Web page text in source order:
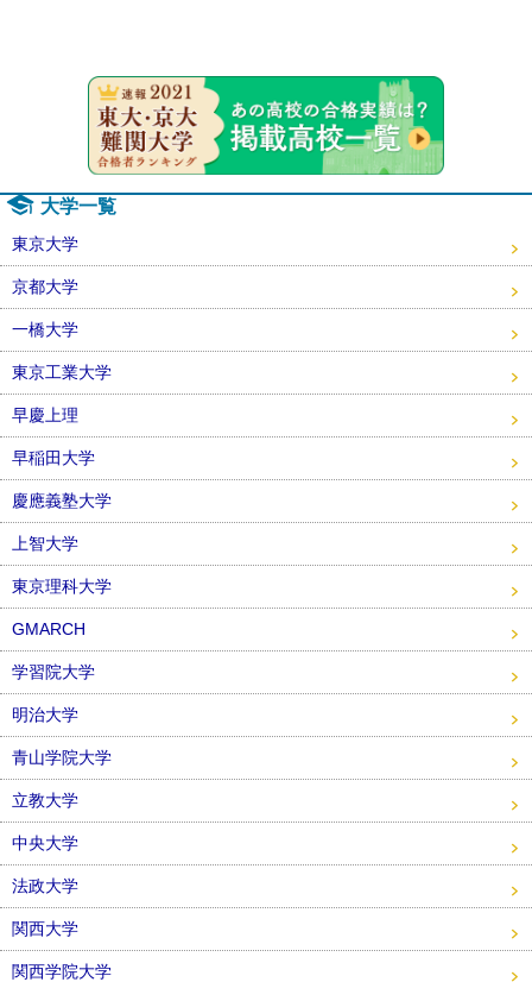
大学一覧
東京大学
京都大学
一橋大学
東京工業大学
早慶上理
早稲田大学
慶應義塾大学
上智大学
東京理科大学
GMARCH
学習院大学
明治大学
青山学院大学
立教大学
中央大学
法政大学
関西大学
関西学院大学